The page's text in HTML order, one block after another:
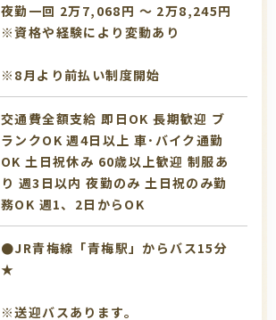
夜勤一回 2万7,068円 〜 2万8,245円
※資格や経験により変動あり
※8月より前払い制度開始
交通費全額支給 即日OK 長期歓迎 ブ
ランクOK 週4日以上 車･バイク通勤
OK 土日祝休み 60歳以上歓迎 制服あ
り 週3日以内 夜勤のみ 土日祝のみ勤
務OK 週1、2日からOK
●JR青梅線「青梅駅」からバス15分
★
※送迎バスあります。